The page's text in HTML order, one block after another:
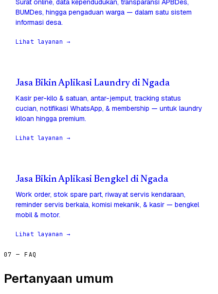
Surat online, data kependudukan, transparansi APBDes,
BUMDes, hingga pengaduan warga — dalam satu sistem
informasi desa.
Lihat layanan →
Jasa Bikin Aplikasi Laundry di Ngada
Kasir per-kilo & satuan, antar-jemput, tracking status
cucian, notifikasi WhatsApp, & membership — untuk laundry
kiloan hingga premium.
Lihat layanan →
Jasa Bikin Aplikasi Bengkel di Ngada
Work order, stok spare part, riwayat servis kendaraan,
reminder servis berkala, komisi mekanik, & kasir — bengkel
mobil & motor.
Lihat layanan →
07 — FAQ
Pertanyaan umum